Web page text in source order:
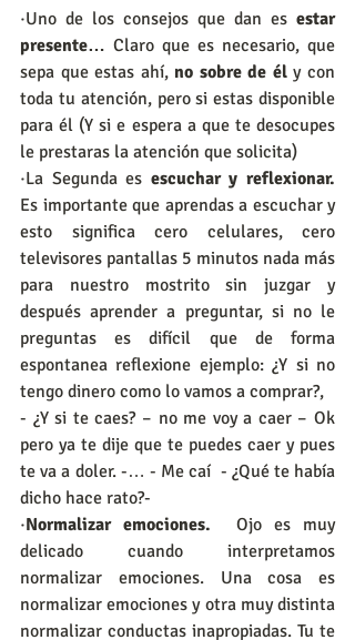
·Uno de los consejos que dan es estar
presente… Claro que es necesario, que
sepa que estas ahí, no sobre de él y con
toda tu atención, pero si estas disponible
para él (Y si e espera a que te desocupes
le prestaras la atención que solicita)
·La Segunda es escuchar y reflexionar.
Es importante que aprendas a escuchar y
esto significa cero celulares, cero
televisores pantallas 5 minutos nada más
para nuestro mostrito sin juzgar y
después aprender a preguntar, si no le
preguntas es difícil que de forma
espontanea reflexione ejemplo: ¿Y si no
tengo dinero como lo vamos a comprar?,
- ¿Y si te caes? – no me voy a caer – Ok
pero ya te dije que te puedes caer y pues
te va a doler. -… - Me caí  - ¿Qué te había
dicho hace rato?-
·Normalizar emociones. Ojo es muy
delicado cuando interpretamos
normalizar emociones. Una cosa es
normalizar emociones y otra muy distinta
normalizar conductas inapropiadas. Tu te